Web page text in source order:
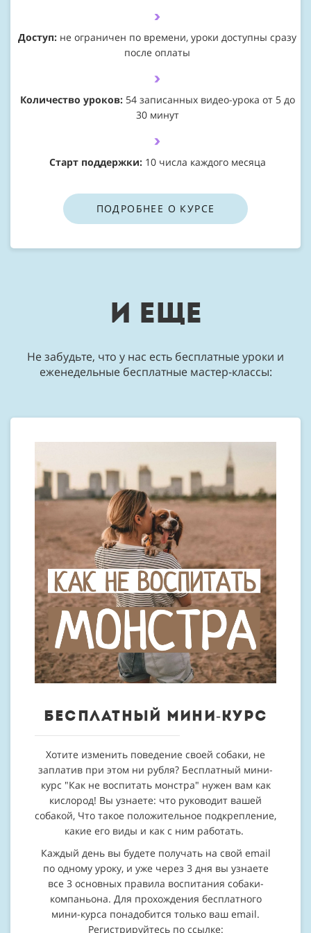
Доступ: не ограничен по времени, уроки доступны сразу
после оплаты
Количество уроков:54 записанных видео-урока от 5 до
30 минут
Старт поддержки: 10 числа каждого месяца
ПОДРОБНЕЕ О КУРСЕ
и еще
Не забудьте, что у нас есть бесплатные уроки и
еженедельные бесплатные мастер-классы:
Бесплатный мини-курс
Хотите изменить поведение своей собаки, не
заплатив при этом ни рубля? Бесплатный мини-
курс "Как не воспитать монстра" нужен вам как
кислород! Вы узнаете: что руководит вашей
собакой, Что такое положительное подкрепление,
какие его виды и как с ним работать.
Каждый день вы будете получать на свой email
по одному уроку, и уже через 3 дня вы узнаете
все 3 основных правила воспитания собаки-
компаньона. Для прохождения бесплатного
мини-курса понадобится только ваш email.
Регистрируйтесь по ссылке: